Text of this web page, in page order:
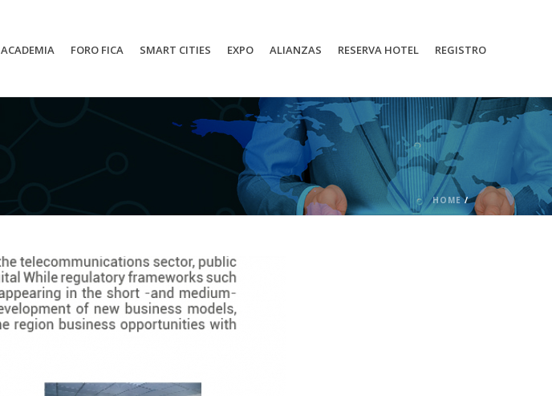
ACADEMIA FORO FICA SMART CITIES EXPO ALIANZAS RESERVA HOTEL REGISTRO
HOME/